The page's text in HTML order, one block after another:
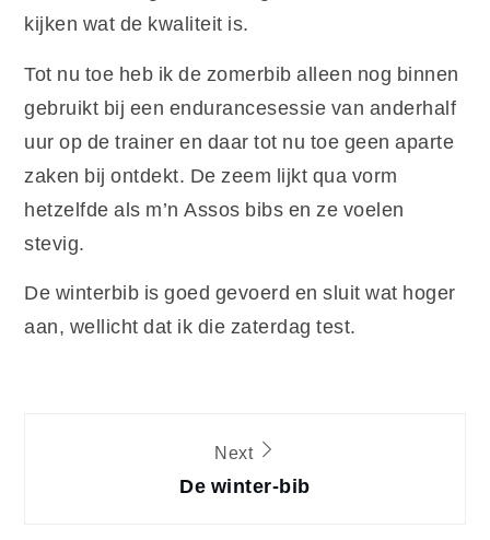
kijken wat de kwaliteit is.
Tot nu toe heb ik de zomerbib alleen nog binnen
gebruikt bij een endurancesessie van anderhalf
uur op de trainer en daar tot nu toe geen aparte
zaken bij ontdekt. De zeem lijkt qua vorm
hetzelfde als m’n Assos bibs en ze voelen
stevig.
De winterbib is goed gevoerd en sluit wat hoger
aan, wellicht dat ik die zaterdag test.
navigation
Next
De winter-bib